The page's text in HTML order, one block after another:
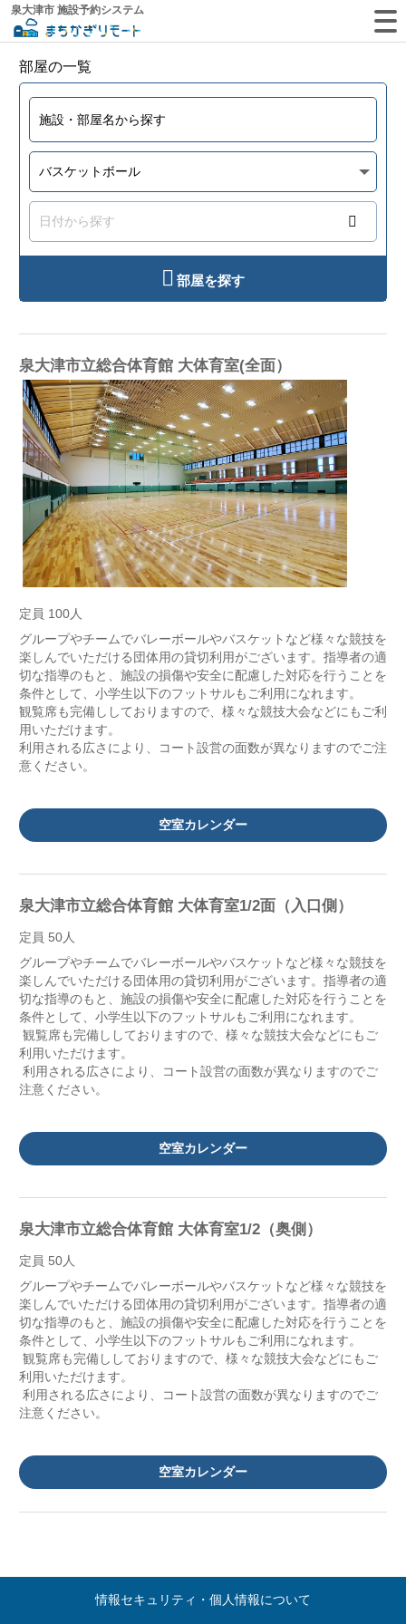
泉大津市 施設予約システム
部屋の一覧
部屋を探す
泉大津市立総合体育館 大体育室(全面）
定員 100人
グループやチームでバレーボールやバスケットなど様々な競技を
楽しんでいただける団体用の貸切利用がございます。指導者の適
切な指導のもと、施設の損傷や安全に配慮した対応を行うことを
条件として、小学生以下のフットサルもご利用になれます。
観覧席も完備ししておりますので、様々な競技大会などにもご利
用いただけます。
利用される広さにより、コート設営の面数が異なりますのでご注
意ください。
空室カレンダー
泉大津市立総合体育館 大体育室1/2面（入口側）
定員 50人
グループやチームでバレーボールやバスケットなど様々な競技を
楽しんでいただける団体用の貸切利用がございます。指導者の適
切な指導のもと、施設の損傷や安全に配慮した対応を行うことを
条件として、小学生以下のフットサルもご利用になれます。
観覧席も完備ししておりますので、様々な競技大会などにもご
利用いただけます。
利用される広さにより、コート設営の面数が異なりますのでご
注意ください。
空室カレンダー
泉大津市立総合体育館 大体育室1/2（奥側）
定員 50人
グループやチームでバレーボールやバスケットなど様々な競技を
楽しんでいただける団体用の貸切利用がございます。指導者の適
切な指導のもと、施設の損傷や安全に配慮した対応を行うことを
条件として、小学生以下のフットサルもご利用になれます。
観覧席も完備ししておりますので、様々な競技大会などにもご
利用いただけます。
利用される広さにより、コート設営の面数が異なりますのでご
注意ください。
空室カレンダー
情報セキュリティ・個人情報について